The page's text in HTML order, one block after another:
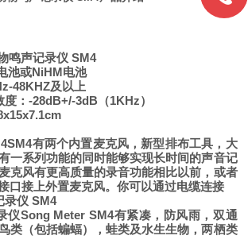
鸣声记录仪 SM4
池或NiHM电池
48KHZ及以上
：-28dB+/-3dB（1KHz）
有两个内置麦克风，新型排布工具，大
一系列功能的同时能够实现长时间的声音记
克风有更高质量的录音功能相比以前，或者
口接上外置麦克风。你可以通过电缆连接
录仪 SM4
仪Song Meter SM4有紧凑，防风雨，双通
类（包括蝙蝠），蛙类及水生生物，两栖类